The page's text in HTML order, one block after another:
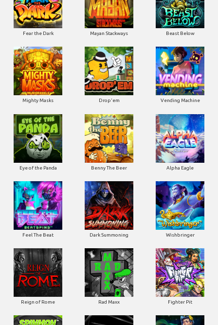
Fear the Dark Mayan Stackways Beast Below
Mighty Masks Drop'em Vending Machine
Eye of the Panda Benny The Beer Alpha Eagle
Feel The Beat Dark Summoning Wishbringer
Reign of Rome Rad Maxx Fighter Pit